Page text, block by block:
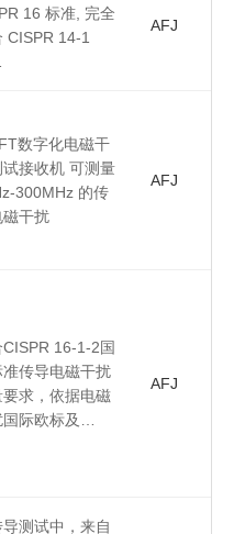
16 标准, 完全
CISPR 14-1
AFJ
数字化电磁干
试接收机 可测量
300MHz 的传
磁干扰
AFJ
CISPR 16-1-2国
准传导电磁干扰
要求，依据电磁
国际欧标及…
AFJ
测试中，来自